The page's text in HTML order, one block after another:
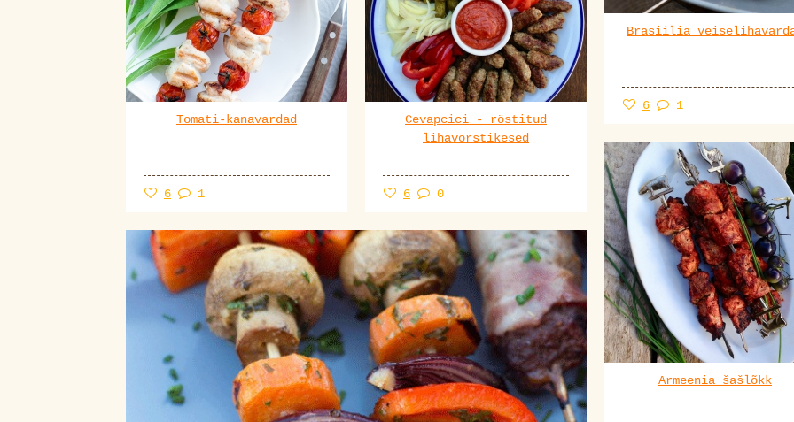
Brasiilia
6
1
Tomati-kanavardad
6 1
Cevapcici - röstitud
lihavorstikesed
6 0
Armeenia šašlõkk